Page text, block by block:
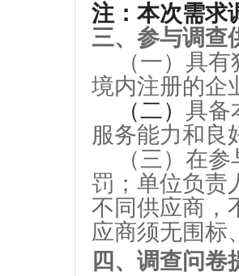
注：本次需求
三、 参与调查
（一） 具有
境内注册的企
（二） 具备
服务能力和良
（三 ） 在参
罚；单位负责
不同供应商，
应商须无围标
四、调查问卷